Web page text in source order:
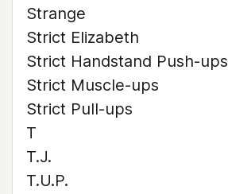
Strange
Strict Elizabeth
Strict Handstand Push-ups
Strict Muscle-ups
Strict Pull-ups
T
T.J.
T.U.P.